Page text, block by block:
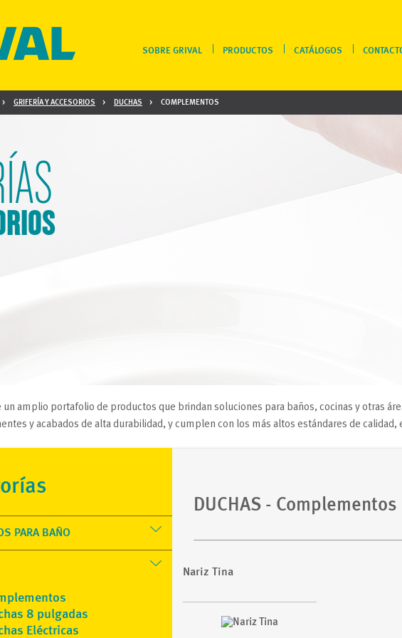
SOBRE GRIVAL PRODUCTOS CATÁLOGOS
GRIFERÍA Y ACCESORIOS DUCHAS COMPLEMENTOS
un amplio portafolio de productos que brindan soluciones para baños, cocinas y otras
y acabados de alta durabilidad, y cumplen con los más altos estándares de
PARA BAÑO
8 pulgadas
Eléctricas
DUCHAS - Complementos
Nariz Tina